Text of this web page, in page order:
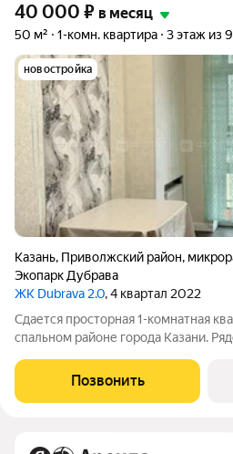
40 000 ₽ в месяц
50 м² 1-комн. квартира 3 этаж из 9
новостройка
Казань, Приволжский район,
Экопарк Дубрава
ЖК Dubrava 2.0, 4 квартал 2022
Сдается просторная 1-комнатная
спальном районе города Казани.
общественного транспорта. Дом с
Квартира сдается впервые! В
Позвонить